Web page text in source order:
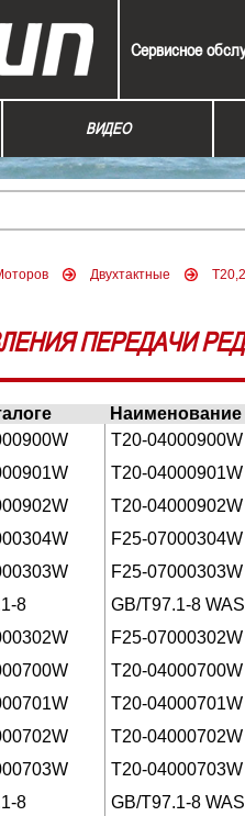
Сервисное
ВИДЕО
Двухтактные
ПЕРЕДАЧИ
Наименование
T20-
T20-
T20-
F25-
F25-
8 GB/T97.1-8
F25-
T20-
T20-
T20-
T20-
8 GB/T97.1-8